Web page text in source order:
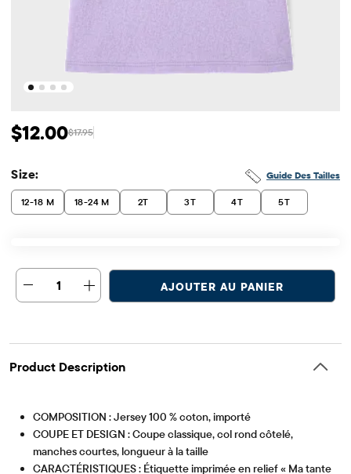
Prix ​​de vente: $12
$12.00 Prix ​​d'origine: $17.95
$17.95
Guide Des Tailles
Size:
12-18 M 18-24 M 2T 3T 4T 5T
1 AJOUTER AU PANIER
Product Description
COMPOSITION : Jersey 100 % coton, importé
COUPE ET DESIGN : Coupe classique, col rond côtelé,
manches courtes, longueur à la taille
CARACTÉRISTIQUES : Étiquette imprimée en relief « Ma tante